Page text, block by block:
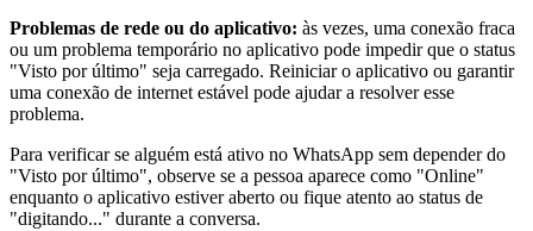
Problemas de rede ou do aplicativo: às vezes, uma conexão fraca
ou um problema temporário no aplicativo pode impedir que o status
"Visto por último" seja carregado. Reiniciar o aplicativo ou garantir
uma conexão de internet estável pode ajudar a resolver esse
problema.
Para verificar se alguém está ativo no WhatsApp sem depender do
"Visto por último", observe se a pessoa aparece como "Online"
enquanto o aplicativo estiver aberto ou fique atento ao status de
"digitando..." durante a conversa.